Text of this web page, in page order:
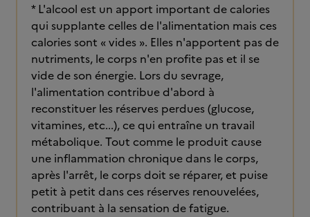
* L'alcool est un apport important de calories
qui supplante celles de l'alimentation mais ces
calories sont « vides ». Elles n'apportent pas de
nutriments, le corps n'en profite pas et il se
vide de son énergie. Lors du sevrage,
l'alimentation contribue d'abord à
reconstituer les réserves perdues (glucose,
vitamines, etc...), ce qui entraîne un travail
métabolique. Tout comme le produit cause
une inflammation chronique dans le corps,
après l'arrêt, le corps doit se réparer, et puise
petit à petit dans ces réserves renouvelées,
contribuant à la sensation de fatigue.